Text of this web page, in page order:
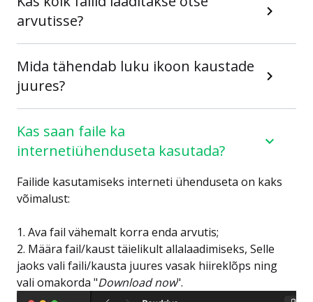
arvutisse?
Mida tähendab luku ikoon kaustade
juures?
Kas saan faile ka
internetiühenduseta kasutada?
Failide kasutamiseks interneti ühenduseta on kaks
võimalust:
1. Ava fail vähemalt korra enda arvutis;
2. Määra fail/kaust täielikult allalaadimiseks, Selle
jaoks vali faili/kausta juures vasak hiireklõps ning
vali omakorda "Download now".